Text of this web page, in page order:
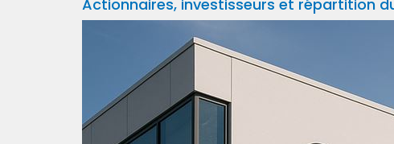
Actionnaires, investisseurs et répartition